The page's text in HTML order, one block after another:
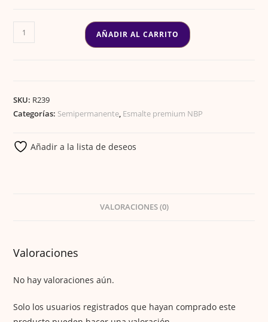
ESMALTE
GEL
AÑADIR AL CARRITO
SKU: R239
Categorías: Semipermanente, Esmalte premium NBP
Añadir a la lista de deseos
VALORACIONES (0)
Valoraciones
No hay valoraciones aún.
Solo los usuarios registrados que hayan comprado este